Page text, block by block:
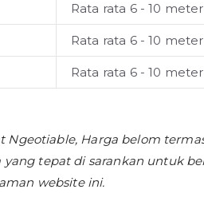
Rata rata 6 - 10 meter
Rata rata 6 - 10 meter
Rata rata 6 - 10 meter
Ngeotiable, Harga belom
tepat di sarankan untuk
website ini.